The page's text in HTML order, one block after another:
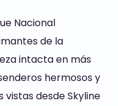
Nacional
de la
intacta en más
hermosos y
desde Skyline